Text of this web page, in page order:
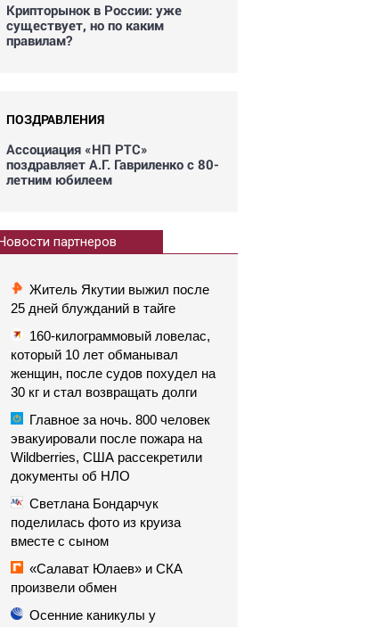
Крипторынок в России: уже
существует, но по каким
правилам?
ПОЗДРАВЛЕНИЯ
Ассоциация «НП РТС»
поздравляет А.Г. Гавриленко с 80-
летним юбилеем
партнеров
Житель Якутии выжил после
25 дней блужданий в тайге
160-килограммовый ловелас,
который 10 лет обманывал
женщин, после судов похудел на
30 кг и стал возвращать долги
Главное за ночь. 800 человек
эвакуировали после пожара на
Wildberries, США рассекретили
документы об НЛО
Светлана Бондарчук
поделилась фото из круиза
вместе с сыном
«Салават Юлаев» и СКА
произвели обмен
Осенние каникулы у